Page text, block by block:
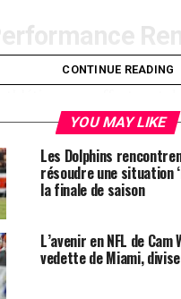
rencontre, Love a su
des décisions rapides.
de la pression défensive a
permettant de maintenir
équipe dans la course.
qu’il a complété 65
pour un
Prometteur
CONTINUE READING
YOU MAY LIKE
Les Dolphins
résoudre une situation
la finale de saison
L’avenir en NFL de
vedette de Miami,